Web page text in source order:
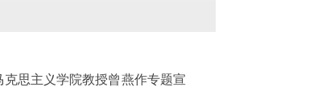
思主义学院教授曾燕作专题宣